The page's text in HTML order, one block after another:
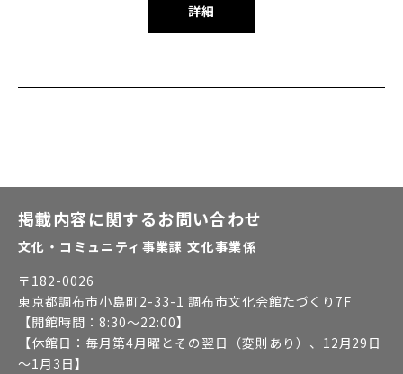
詳細
掲載内容に関するお問い合わせ
文化・コミュニティ事業課 文化事業係
〒 182-0026
東京都調布市小島町2-33-1 調布市文化会館たづくり7F
【開館時間： 8:30～22:00】
【休館日： 毎月第4月曜とその翌日（変則あり）、12月29日
～1月3日】